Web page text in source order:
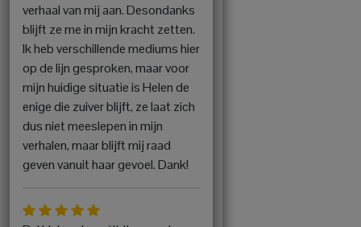
verhaal van mij aan. Desondanks
blijft ze me in mijn kracht zetten.
Ik heb verschillende mediums hier
op de lijn gesproken, maar voor
mijn huidige situatie is Helen de
enige die zuiver blijft, ze laat zich
dus niet meeslepen in mijn
verhalen, maar blijft mij raad
geven vanuit haar gevoel. Dank!